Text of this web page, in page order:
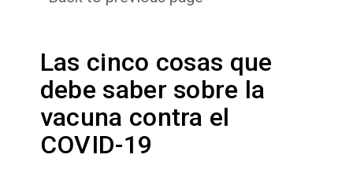
Las cinco cosas que
debe saber sobre la
vacuna contra el
COVID-19